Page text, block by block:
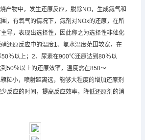
产物中，发生还原反应，脱除NO，生成氮气和
，有氧气的情况下，氮剂对NOx的还原，在所
导，表现出选择性，因此称之为选择性非催化
还原反应中的温度1、氨水温度范围较宽，在
％以上；2、尿素在900℃还原达到80％以
50％以上的还原效率，温度需在850～
粒小，喷射距离远，能够大程度的增加还原剂
反应的时间，提高反应效率，降低还原剂的消